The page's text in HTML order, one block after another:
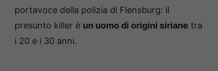
portavoce della polizia di Flensburg: il
presunto killer è un uomo di origini siriane tra
i 20 e i 30 anni.